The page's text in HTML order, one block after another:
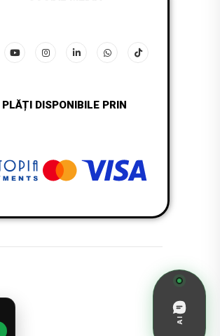
PLĂȚI DISPONIBILE PRIN
AI